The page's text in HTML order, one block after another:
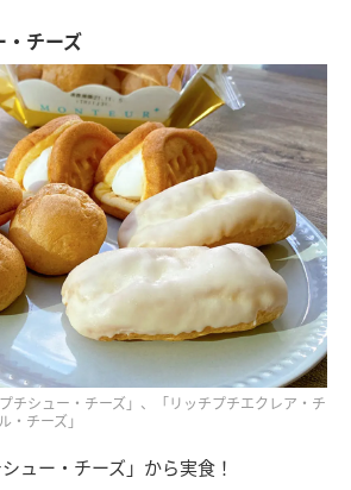
・チーズ
チシュー・チーズ」、「リッチプチエクレア・チ
・チーズ」
ュー・チーズ」から実食！